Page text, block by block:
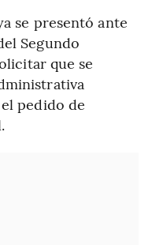
se presentó ante
Segundo
que se
pedido de